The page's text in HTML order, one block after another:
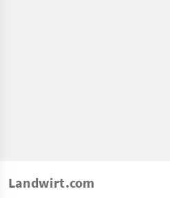
Landwirt.com